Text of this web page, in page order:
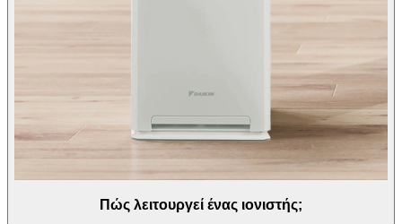
Πώς λειτουργεί ένας ιονιστής;